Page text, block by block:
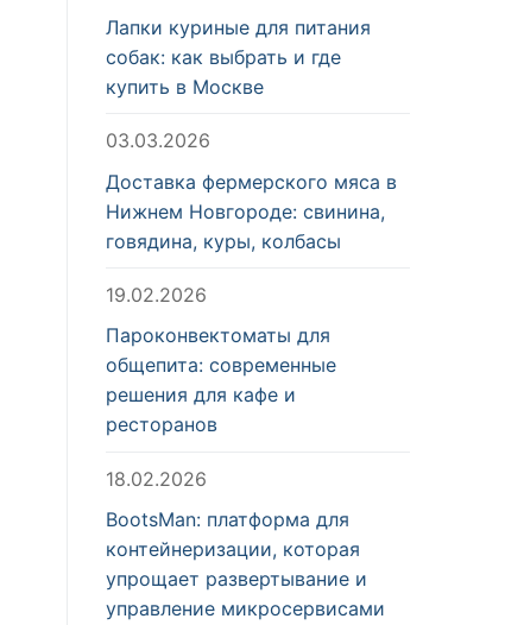
Лапки куриные для питания
собак: как выбрать и где
купить в Москве
03.03.2026
Доставка фермерского мяса в
Нижнем Новгороде: свинина,
говядина, куры, колбасы
19.02.2026
Пароконвектоматы для
общепита: современные
решения для кафе и
ресторанов
18.02.2026
BootsMan: платформа для
контейнеризации, которая
упрощает развертывание и
управление микросервисами